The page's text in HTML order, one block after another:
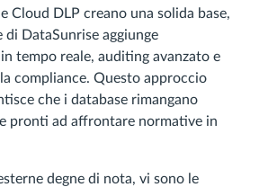
Cloud DLP creano una solida base,
di DataSunrise aggiunge
tempo reale, auditing avanzato e
compliance. Questo approccio
che i database rimangano
pronti ad affrontare normative in
degne di nota, vi sono le